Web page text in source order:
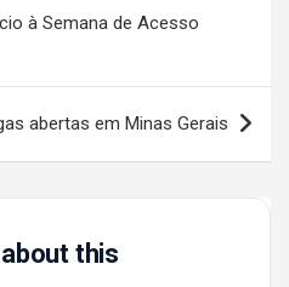
à Semana de Acesso
abertas em Minas Gerais
this